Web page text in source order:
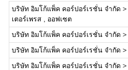
บริษัท อิมโก้แพ็ค คอร์ปอร์เรชั่น จำกัด >
เตอร์เพรส , ออฟเซต
บริษัท อิมโก้แพ็ค คอร์ปอร์เรชั่น จำกัด >
บริษัท อิมโก้แพ็ค คอร์ปอร์เรชั่น จำกัด >
บริษัท อิมโก้แพ็ค คอร์ปอร์เรชั่น จำกัด >